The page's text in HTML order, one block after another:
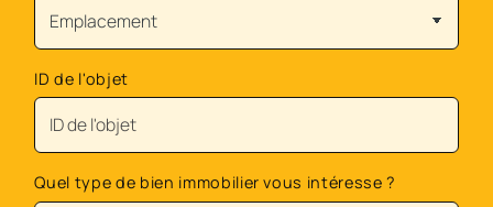
ID de l'objet
Quel type de bien immobilier vous intéresse ?